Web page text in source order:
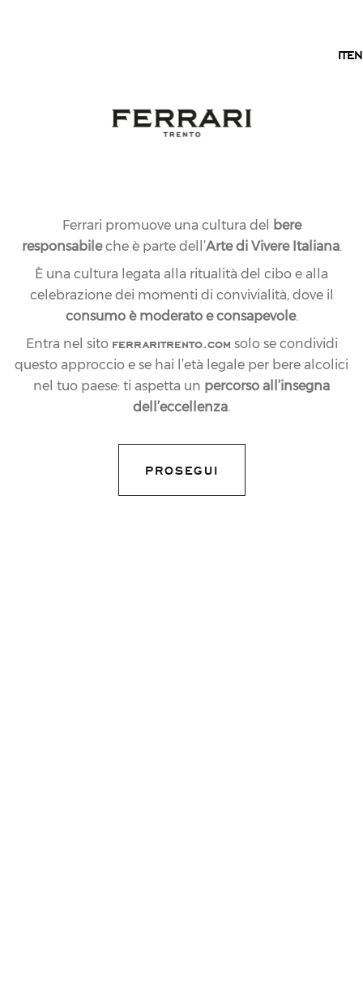
ITEN
Ferrari promuove una cultura del
bere
responsabileche è parte dell’Arte di Vivere Italiana.
È una cultura legata alla ritualità del cibo e alla
celebrazione dei momenti di convivialità, dove il
consumo è moderato e consapevole.
Entra nel sito ferraritrento.com solo se condividi
questo approccio e se hai l’età legale per bere alcolici
nel tuo paese: ti aspetta un percorso all’insegna
dell’eccellenza.
PROSEGUI